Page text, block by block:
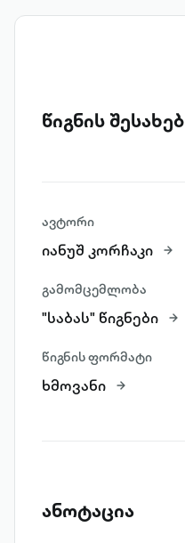
წიგნის შესახებ
ავტორი
იანუშ კორჩაკი
გამომცემლობა
"საბას" წიგნები
წიგნის ფორმატი
ხმოვანი
ანოტაცია